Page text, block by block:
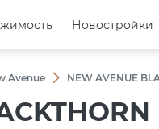
Новостройки
Новостройки
Avenue NEW AVENUE